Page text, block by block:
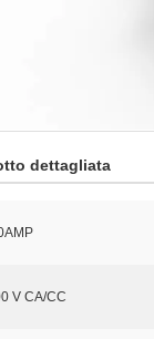
dettagliata
V CA/CC